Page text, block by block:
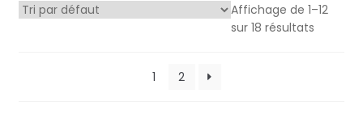
Affichage de 1–12
sur 18 résultats
1 2